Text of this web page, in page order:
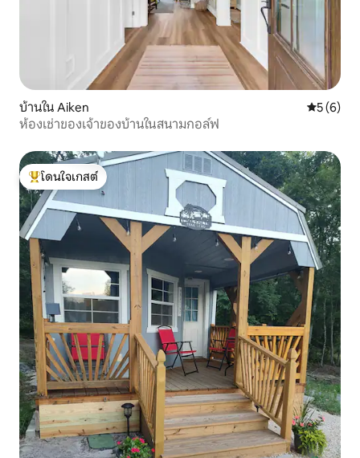
บ้านใน Aiken คะแนนเฉ
5 (6)
ห้องเช่าของเจ้าของบ้านในสนามกอล์ฟ
โดนใจเกสต์ที่สุด
โดนใจเกสต์